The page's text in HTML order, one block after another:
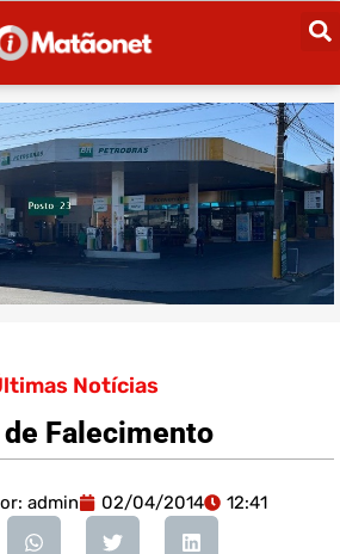
Notícias
Falecimento
admin 02/04/2014 12:41